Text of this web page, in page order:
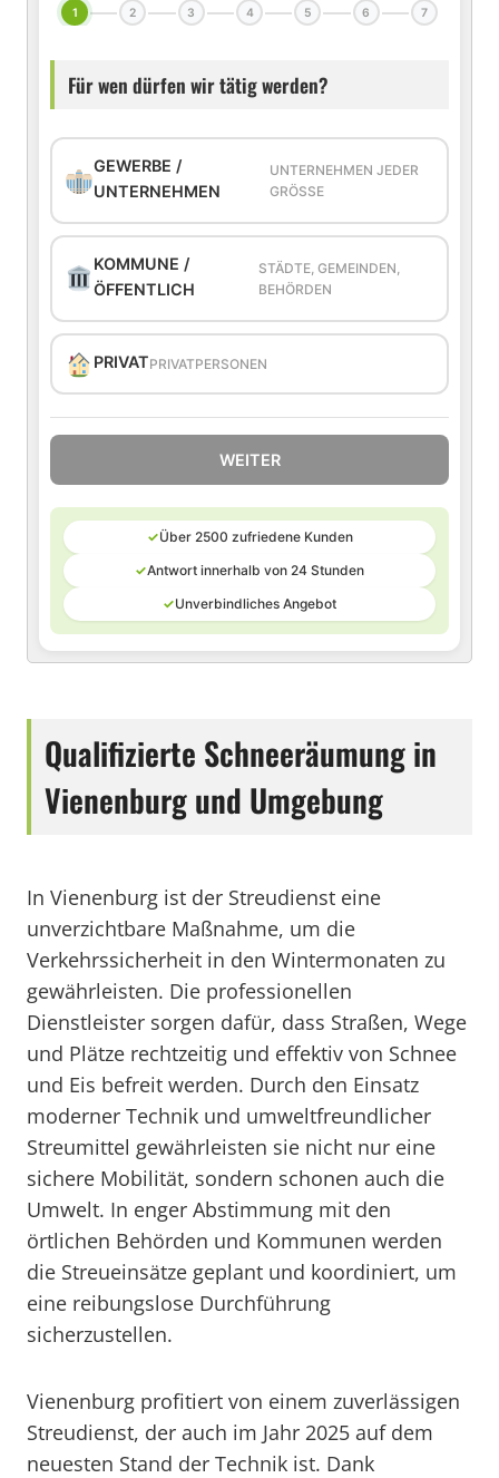
1 2 3 4 5 6 7
Für wen dürfen wir tätig werden?
GEWERBE /
UNTERNEHMEN
UNTERNEHMEN JEDER
GRÖSSE
KOMMUNE /
ÖFFENTLICH
STÄDTE, GEMEINDEN,
BEHÖRDEN
PRIVATPRIVATPERSONEN
WEITER
✓Über 2500 zufriedene Kunden
✓Antwort innerhalb von 24 Stunden
✓Unverbindliches Angebot
Qualifizierte Schneeräumung in
Vienenburg und Umgebung
In Vienenburg ist der Streudienst eine
unverzichtbare Maßnahme, um die
Verkehrssicherheit in den Wintermonaten zu
gewährleisten. Die professionellen
Dienstleister sorgen dafür, dass Straßen, Wege
und Plätze rechtzeitig und effektiv von Schnee
und Eis befreit werden. Durch den Einsatz
moderner Technik und umweltfreundlicher
Streumittel gewährleisten sie nicht nur eine
sichere Mobilität, sondern schonen auch die
Umwelt. In enger Abstimmung mit den
örtlichen Behörden und Kommunen werden
die Streueinsätze geplant und koordiniert, um
eine reibungslose Durchführung
sicherzustellen.
Vienenburg profitiert von einem zuverlässigen
Streudienst, der auch im Jahr 2025 auf dem
neuesten Stand der Technik ist. Dank